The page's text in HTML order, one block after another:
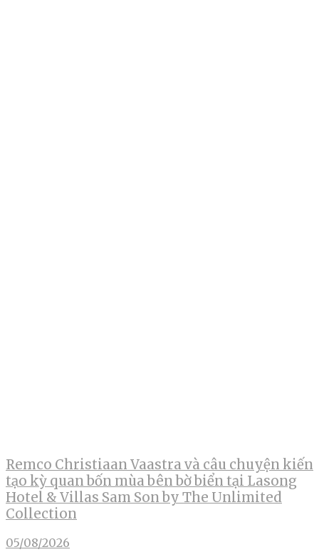
Remco Christiaan Vaastra và câu chuyện kiến
tạo kỳ quan bốn mùa bên bờ biển tại Lasong
Hotel & Villas Sam Son by The Unlimited
Collection
05/08/2026